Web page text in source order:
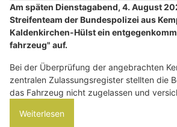
Am späten Dienstagabend, 4. August
Streifenteam der Bundespolizei aus
Kaldenkirchen-Hülst ein
fahrzeug" auf.
Bei der Überprüfung der angebrachten
zentralen Zulassungsregister stellten die
das Fahrzeug nicht zugelassen und
Weiterlesen